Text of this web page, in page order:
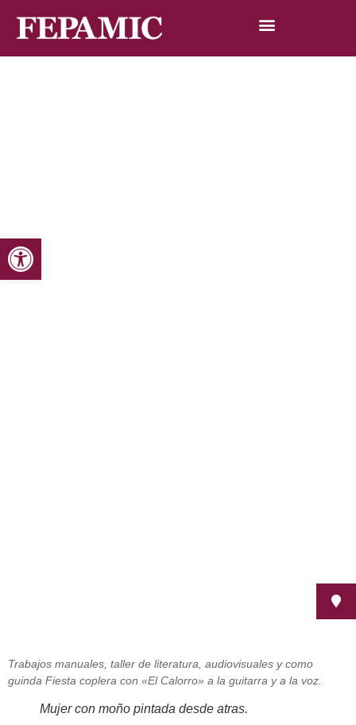
Abrir barra de herramientas
Inicio
Trabajos manuales, taller de literatura, audiovisuales y como
guinda Fiesta coplera con «El Calorro» a la guitarra y a la voz.
Mujer con moño pintada desde atras.